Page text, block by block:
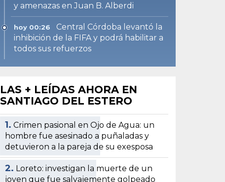
y amenazas en Juan B. Alberdi
hoy 00:26
Central Córdoba levantó la
inhibición de la FIFA y podrá habilitar a
todos sus refuerzos
LAS + LEÍDAS AHORA EN
SANTIAGO DEL ESTERO
1. Crimen pasional en Ojo de Agua: un
hombre fue asesinado a puñaladas y
detuvieron a la pareja de su exesposa
2. Loreto: investigan la muerte de un
joven que fue salvajemente golpeado